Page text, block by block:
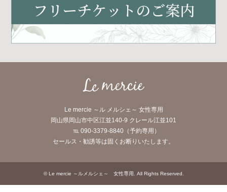
Le mercie ～ル メルシェ～ 女性専用
岡山県岡山市中区江並140-9 クレール江並101
℡ 090-3379-8840（予約専用）
セールス・勧誘等は固くお断りいたします。
©Le mercie ～ルメルシェ～ 女性専用. All Rights Reserved.